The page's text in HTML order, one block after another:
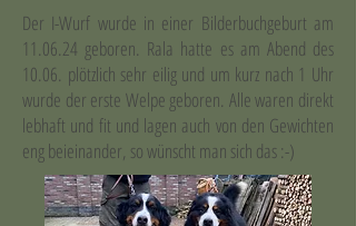
Der I-Wurf wurde in einer Bilderbuchgeburt am
11.06.24 geboren. Rala hatte es am Abend des
10.06. plötzlich sehr eilig und um kurz nach 1 Uhr
wurde der erste Welpe geboren. Alle waren direkt
lebhaft und fit und lagen auch von den Gewichten
eng beieinander, so wünscht man sich das :-)